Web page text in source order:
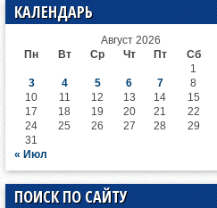
КАЛЕНДАРЬ
Август 2026
Пн
Вт Ср Чт Пт Сб
1
3
4 5 6 7 8
10
11 12 13 14 15
17
18 19 20 21 22
24
25 26 27 28 29
31
« Июл
ПОИСК ПО САЙТУ